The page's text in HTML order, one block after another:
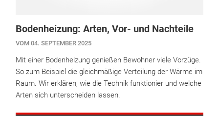
Bodenheizung: Arten, Vor- und Nachteile
VOM 04. SEPTEMBER 2025
Mit einer Bodenheizung genießen Bewohner viele Vorzüge.
So zum Beispiel die gleichmäßige Verteilung der Wärme im
Raum. Wir erklären, wie die Technik funktionier und welche
Arten sich unterscheiden lassen.